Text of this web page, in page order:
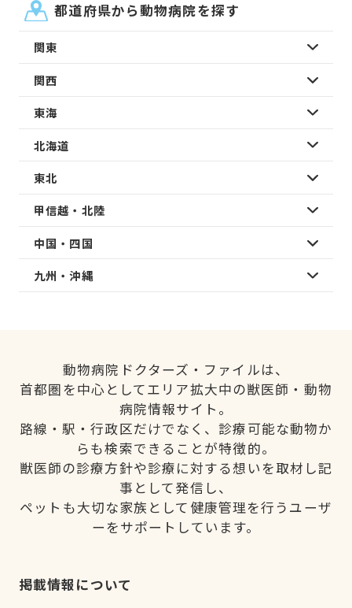
都道府県から動物病院を探す
関東
関西
東海
北海道
東北
甲信越・北陸
中国・四国
九州・沖縄
動物病院ドクターズ・ファイルは、
首都圏を中心としてエリア拡大中の獣医師・動物
病院情報サイト。
路線・駅・行政区だけでなく、診療可能な動物か
らも検索できることが特徴的。
獣医師の診療方針や診療に対する想いを取材し記
事として発信し、
ペットも大切な家族として健康管理を行うユーザ
ーをサポートしています。
掲載情報について